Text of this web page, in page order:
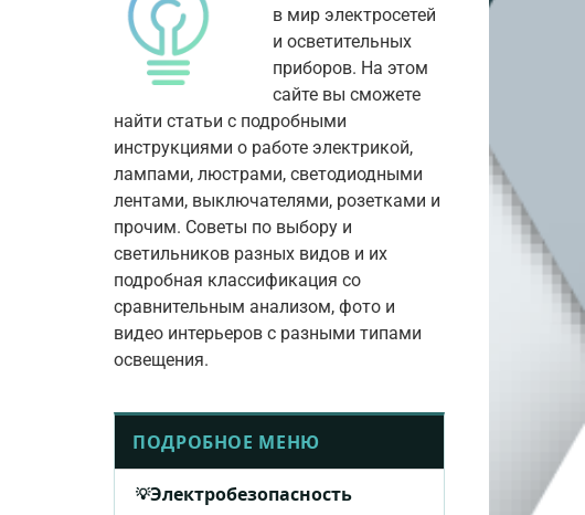
в мир электросетей
и осветительных
приборов. На этом
сайте вы сможете
найти статьи с подробными
инструкциями о работе электрикой,
лампами, люстрами, светодиодными
лентами, выключателями, розетками и
прочим. Советы по выбору и
светильников разных видов и их
подробная классификация со
сравнительным анализом, фото и
видео интерьеров с разными типами
освещения.
ПОДРОБНОЕ МЕНЮ
Электробезопасность